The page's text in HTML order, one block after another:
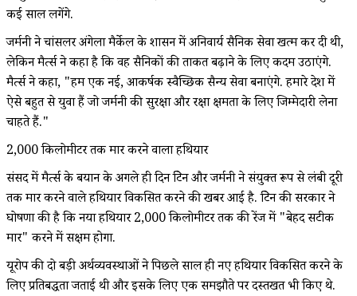
कई साल लगेंगे.
जर्मनी ने चांसलर अंगेला मैर्केल के शासन में अनिवार्य सैनिक सेवा खत्म कर दी थी,
लेकिन मैर्त्स ने कहा है कि वह सैनिकों की ताकत बढ़ाने के लिए कदम उठाएंगे.
मैर्त्स ने कहा, "हम एक नई, आकर्षक स्वैच्छिक सैन्य सेवा बनाएंगे. हमारे देश में
ऐसे बहुत से युवा हैं जो जर्मनी की सुरक्षा और रक्षा क्षमता के लिए जिम्मेदारी लेना
चाहते हैं."
2,000 किलोमीटर तक मार करने वाला हथियार
संसद में मैर्त्स के बयान के अगले ही दिन ब्रिटेन और जर्मनी ने संयुक्त रूप से लंबी दूरी
तक मार करने वाले हथियार विकसित करने की खबर आई है. ब्रिटेन की सरकार ने
घोषणा की है कि नया हथियार 2,000 किलोमीटर तक की रेंज में "बेहद सटीक
मार" करने में सक्षम होगा.
यूरोप की दो बड़ी अर्थव्यवस्थाओं ने पिछले साल ही नए हथियार विकसित करने के
लिए प्रतिबद्धता जताई थी और इसके लिए एक समझौते पर दस्तखत भी किए थे.